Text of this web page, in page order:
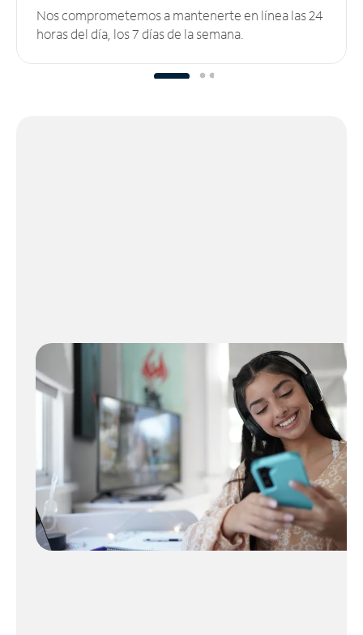
Nos comprometemos a mantenerte en línea las 24
horas del día, los 7 días de la semana.